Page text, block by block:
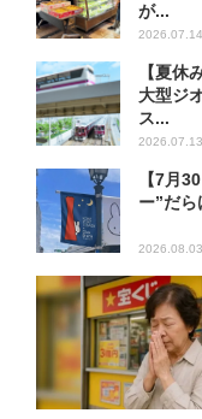
が...
2026.07.14
【夏休
大型ジ
ス...
2026.07.13
【7月
ー”だ
2026.08.03